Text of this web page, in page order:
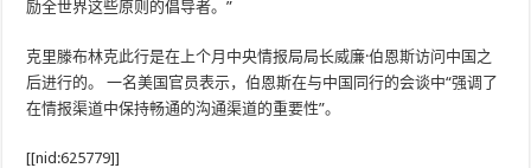
励全世界这些原则的倡导者。”
克里滕布林克此行是在上个月中央情报局局长威廉·伯恩斯访问中国之
后进行的。 一名美国官员表示，伯恩斯在与中国同行的会谈中“强调了
在情报渠道中保持畅通的沟通渠道的重要性”。
[[nid:625779]]